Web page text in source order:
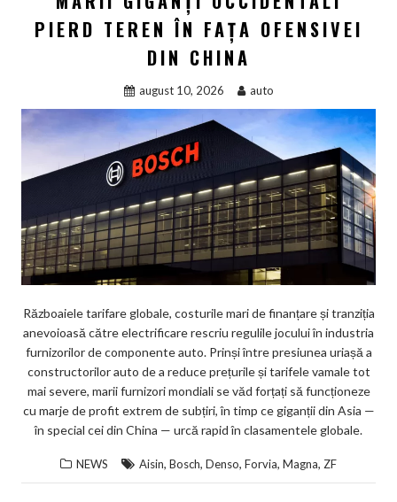
PIERD TEREN ÎN FAȚA OFENSIVEI
DIN CHINA
august 10, 2026 auto
Războaiele tarifare globale, costurile mari de finanțare și tranziția
anevoioasă către electrificare rescriu regulile jocului în industria
furnizorilor de componente auto. Prinși între presiunea uriașă a
constructorilor auto de a reduce prețurile și tarifele vamale tot
mai severe, marii furnizori mondiali se văd forțați să funcționeze
cu marje de profit extrem de subțiri, în timp ce giganții din Asia —
în special cei din China — urcă rapid în clasamentele globale.
NEWS Aisin, Bosch, Denso, Forvia, Magna, ZF